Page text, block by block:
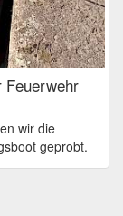
Feuerwehr
wir die
geprobt.